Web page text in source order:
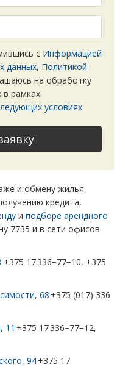
с Информацией
данных, Политикой
на обработку
в рамках
условиях
и обмену жилья,
кредита,
и подборе арендного
7735 и в сети офисов
+375 17 336−77−10, +375
68 +375 (017) 336
11 +375 17 336−77−12,
94+375 17